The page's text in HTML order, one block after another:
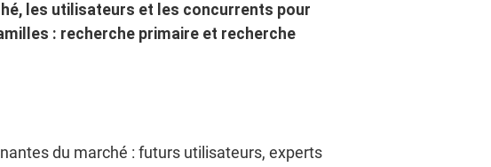
les utilisateurs et les concurrents pour
: recherche primaire et recherche
du marché : futurs utilisateurs, experts